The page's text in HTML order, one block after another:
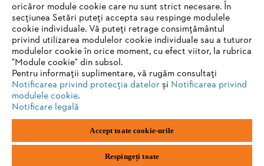
Politica de confidențialitate
Informații privind cookie-urile
ANDREAS STIHL AG & Co. KG ©2023
oricăror module cookie care nu sunt strict necesare. În
secțiunea Setări puteți accepta sau respinge modulele
cookie individuale. Vă puteți retrage consimțământul
privind utilizarea modulelor cookie individuale sau a tuturor
modulelor cookie în orice moment, cu efect viitor, la rubrica
"Module cookie" din subsol.
Pentru informații suplimentare, vă rugăm consultați
Notificarea privind protecția datelorși Notificarea privind
modulele cookie.
Notificare legală
Accept toate cookie-urile
Respingeți toate